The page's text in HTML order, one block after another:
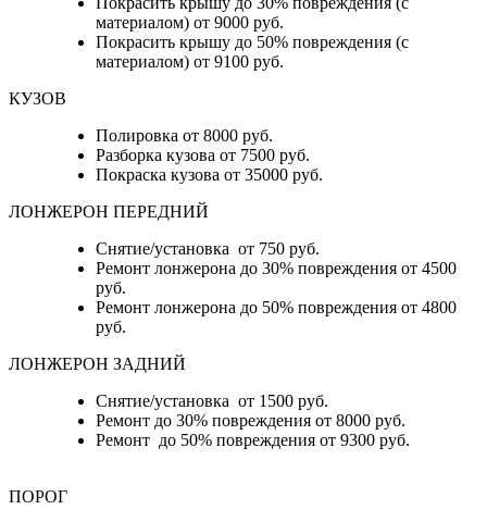
материалом) от 9000 руб.
Покрасить крышу до 50% повреждения (с
материалом) от 9100 руб.
КУЗОВ
Полировка от 8000 руб.
Разборка кузова от 7500 руб.
Покраска кузова от 35000 руб.
ЛОНЖЕРОН ПЕРЕДНИЙ
Снятие/установка от 750 руб.
Ремонт лонжерона до 30% повреждения от 4500
руб.
Ремонт лонжерона до 50% повреждения от 4800
руб.
ЛОНЖЕРОН ЗАДНИЙ
Снятие/установка от 1500 руб.
Ремонт до 30% повреждения от 8000 руб.
Ремонт до 50% повреждения от 9300 руб.
ПОРОГ